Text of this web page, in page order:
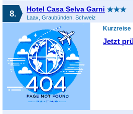
8. Hotel Casa Selva Garni
Laax, Graubünden, Schweiz
Kurzreise
Jetzt